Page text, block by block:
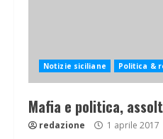
Notizie siciliane Politica &
Mafia e politica,
redazione 1 aprile 2017